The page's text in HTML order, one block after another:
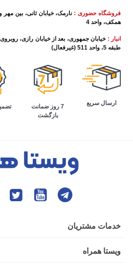
فروشگاه حضوری : نارمک، خیابان ثانی، بین
همکف، واحد 4
انبار : خیابان جمهوری، بعد از خیابان رازی،
طبقه 5، واحد 511 (غیرفعال)
ارسال سریع
7 روز ضمانت
بازگشت
خدمات مشتریان
ویستا همراه